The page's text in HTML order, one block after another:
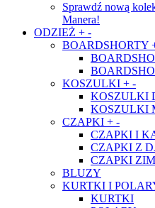
Sprawdź nową
Manera!
ODZIEŻ + -
BOARDSHORTY
KOSZULKI + -
KOSZULKI
KOSZULKI
CZAPKI + -
CZAPKI I
CZAPKI Z
CZAPKI
BLUZY
KURTKI I
KURTKI